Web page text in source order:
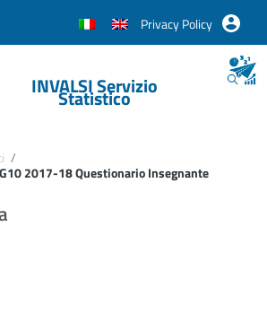
Privacy Policy
navigazione
INVALSI Servizio
Statistico
/
2017-18 Questionario Insegnante